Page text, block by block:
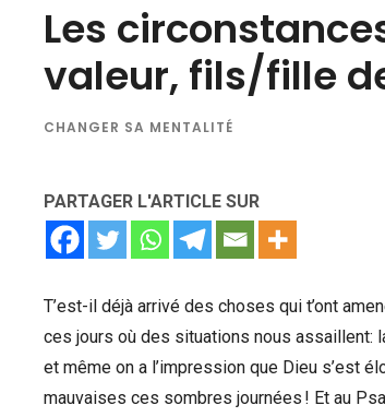
Les
valeur, fils/fille
CHANGER SA MENTALITÉ
PARTAGER L'ARTICLE SUR
T’est-il déjà arrivé des choses qui t’ont
ces jours où des situations nous assaillent:
et même on a l’impression que Dieu s’est
mauvaises ces sombres journées ! Et au